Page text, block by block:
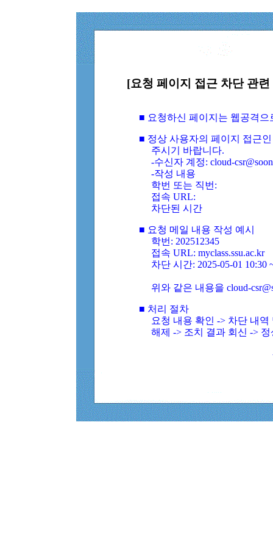
[요청 페이지 접근 차단 관
■ 요청하신 페이지는 웹공격
■ 정상 사용자의 페이지 접근
주시기 바랍니다.
-수신자 계정: cloud-
-작성 내용
학번 또는 직번:
접속 URL:
차단된 시간
■ 요청 메일 내용 작성 예시
학번: 202512345
접속 URL: myclass.ssu.ac.kr
차단 시간: 2025-05-01 10:30
위와 같은 내용을 cloud-
■ 처리 절차
요청 내용 확인 -> 차단 내
해제 -> 조치 결과 회신 ->